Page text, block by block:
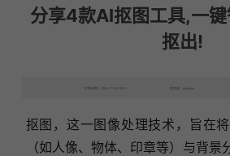
分享4款AI抠图工具,一
抠出!
发布日期：2024-11-25 10:51 发表者：qianqian
抠图，这一图像处理技术，旨在
（如人像、物体、印章等）与背景